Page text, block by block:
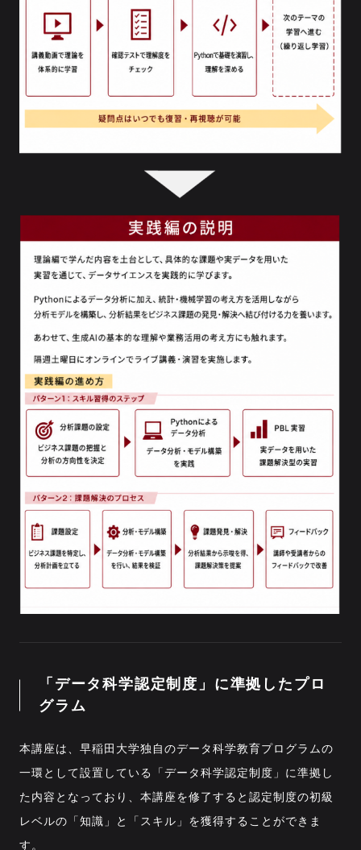
「データ科学認定制度」に準拠したプロ
グラム
本講座は、早稲田大学独自のデータ科学教育プログラムの
一環として設置している「データ科学認定制度」に準拠し
た内容となっており、本講座を修了すると認定制度の初級
レベルの「知識」と「スキル」を獲得することができま
す。